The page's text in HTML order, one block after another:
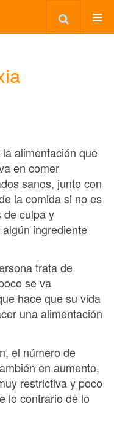
alimentación que
en comer
sanos, junto con
la comida si no es
de culpa y
ingrediente
trata de
se va
hace que su vida
una alimentación
el número de
en aumento,
restrictiva y poco
lo contrario de lo